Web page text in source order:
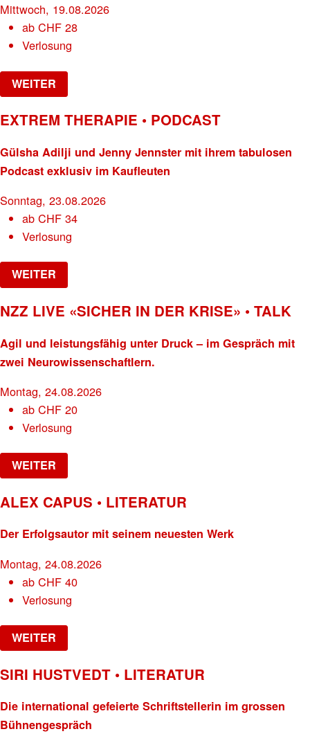
Mittwoch, 19.08.2026
abCHF 28
Verlosung
WEITER
EXTREM THERAPIE • PODCAST
Gülsha Adilji und Jenny Jennster mit ihrem tabulosen
Podcast exklusiv im Kaufleuten
Sonntag, 23.08.2026
abCHF 34
Verlosung
WEITER
NZZ LIVE «SICHER IN DER KRISE» • TALK
Agil und leistungsfähig unter Druck – im Gespräch mit
zwei Neurowissenschaftlern.
Montag, 24.08.2026
abCHF 20
Verlosung
WEITER
ALEX CAPUS • LITERATUR
Der Erfolgsautor mit seinem neuesten Werk
Montag, 24.08.2026
abCHF 40
Verlosung
WEITER
SIRI HUSTVEDT • LITERATUR
Die international gefeierte Schriftstellerin im grossen
Bühnengespräch